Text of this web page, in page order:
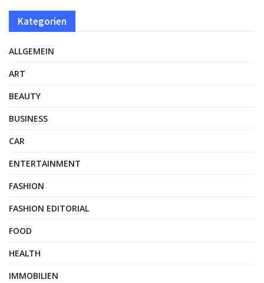
Kategorien
ALLGEMEIN
ART
BEAUTY
BUSINESS
CAR
ENTERTAINMENT
FASHION
FASHION EDITORIAL
FOOD
HEALTH
IMMOBILIEN